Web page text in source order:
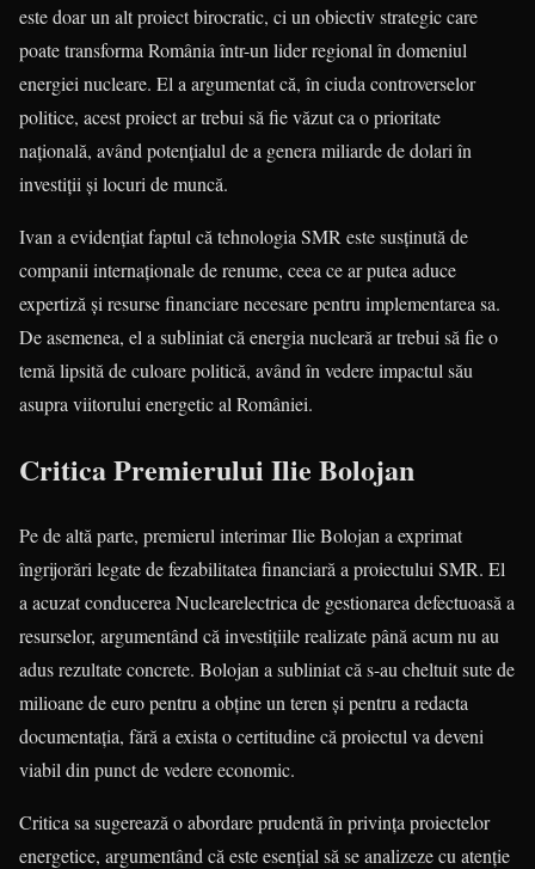
este doar un alt proiect birocratic, ci un obiectiv strategic care
poate transforma România într-un lider regional în domeniul
energiei nucleare. El a argumentat că, în ciuda controverselor
politice, acest proiect ar trebui să fie văzut ca o prioritate
națională, având potențialul de a genera miliarde de dolari în
investiții și locuri de muncă.
Ivan a evidențiat faptul că tehnologia SMR este susținută de
companii internaționale de renume, ceea ce ar putea aduce
expertiză și resurse financiare necesare pentru implementarea sa.
De asemenea, el a subliniat că energia nucleară ar trebui să fie o
temă lipsită de culoare politică, având în vedere impactul său
asupra viitorului energetic al României.
Critica Premierului Ilie Bolojan
Pe de altă parte, premierul interimar Ilie Bolojan a exprimat
îngrijorări legate de fezabilitatea financiară a proiectului SMR. El
a acuzat conducerea Nuclearelectrica de gestionarea defectuoasă a
resurselor, argumentând că investițiile realizate până acum nu au
adus rezultate concrete. Bolojan a subliniat că s-au cheltuit sute de
milioane de euro pentru a obține un teren și pentru a redacta
documentația, fără a exista o certitudine că proiectul va deveni
viabil din punct de vedere economic.
Critica sa sugerează o abordare prudentă în privința proiectelor
energetice, argumentând că este esențial să se analizeze cu atenție